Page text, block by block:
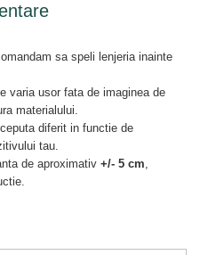
sa speli lenjeria inainte
varia usor fata de imaginea de
materialului.
diferit in functie de
tau.
de aproximativ +/- 5 cm